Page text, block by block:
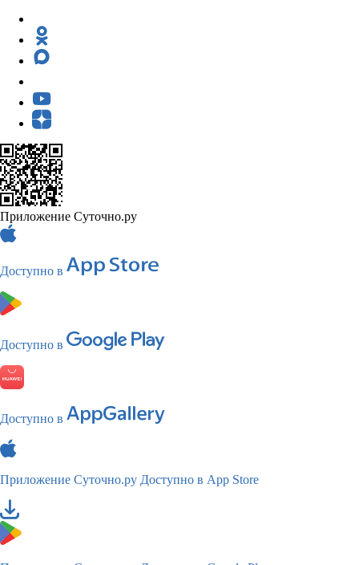
Приложение Суточно.ру
Доступно в
Доступно в
Доступно в
Приложение Суточно.ру Доступно в App Store